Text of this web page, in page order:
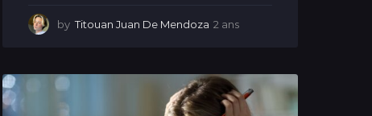
by Titouan Juan De Mendoza 2 ans